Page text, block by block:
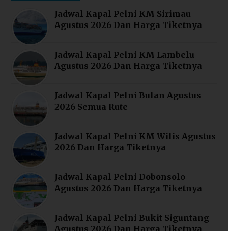
Jadwal Kapal Pelni KM Sirimau
Agustus 2026 Dan Harga Tiketnya
Jadwal Kapal Pelni KM Lambelu
Agustus 2026 Dan Harga Tiketnya
Jadwal Kapal Pelni Bulan Agustus
2026 Semua Rute
Jadwal Kapal Pelni KM Wilis Agustus
2026 Dan Harga Tiketnya
Jadwal Kapal Pelni Dobonsolo
Agustus 2026 Dan Harga Tiketnya
Jadwal Kapal Pelni Bukit Siguntang
Agustus 2026 Dan Harga Tiketnya